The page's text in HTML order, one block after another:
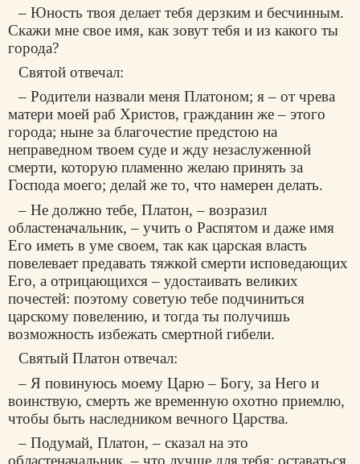
– Юность твоя делает тебя дерзким и бесчинным.
Скажи мне свое имя, как зовут тебя и из какого ты
города?
Святой отвечал:
– Родители назвали меня Платоном; я – от чрева
матери моей раб Христов, гражданин же – этого
города; ныне за благочестие предстою на
неправедном твоем суде и жду незаслуженной
смерти, которую пламенно желаю принять за
Господа моего; делай же то, что намерен делать.
– Не должно тебе, Платон, – возразил
областеначальник, – учить о Распятом и даже имя
Его иметь в уме своем, так как царская власть
повелевает предавать тяжкой смерти исповедающих
Его, а отрицающихся – удостаивать великих
почестей: поэтому советую тебе подчиниться
царскому повелению, и тогда ты получишь
возможность избежать смертной гибели.
Святый Платон отвечал:
– Я повинуюсь моему Царю – Богу, за Него и
воинствую, смерть же временную охотно приемлю,
чтобы быть наследником вечного Царства.
– Подумай, Платон, – сказал на это
областеначальник, – что лучше для тебя: оставаться